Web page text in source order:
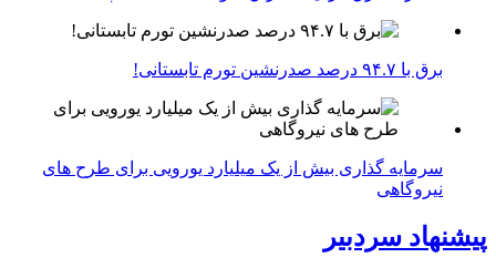
برق با ۹۴.۷ درصد صدرنشین تورم تابستانی!
سرمایه گذاری بیش از یک میلیارد یورویی برای طرح های
نیروگاهی
پیشنهاد سردبیر